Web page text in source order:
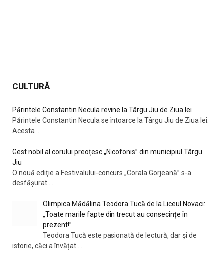
CULTURĂ
Părintele Constantin Necula revine la Târgu Jiu de Ziua Iei
Părintele Constantin Necula se întoarce la Târgu Jiu de Ziua Iei.
Acesta ...
Gest nobil al corului preoțesc „Nicofonis” din municipiul Târgu
Jiu
O nouă ediţie a Festivalului-concurs „Corala Gorjeană” s-a
desfăşurat ...
Olimpica Mădălina Teodora Tucă de la Liceul Novaci:
„Toate marile fapte din trecut au consecințe în
prezent!”
Teodora Tucă este pasionată de lectură, dar și de
istorie, căci a învățat ...